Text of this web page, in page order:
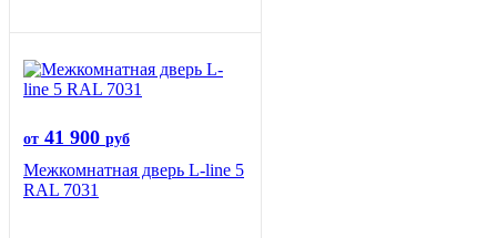
от 41 900 руб
Межкомнатная дверь L-line 5
RAL 7031